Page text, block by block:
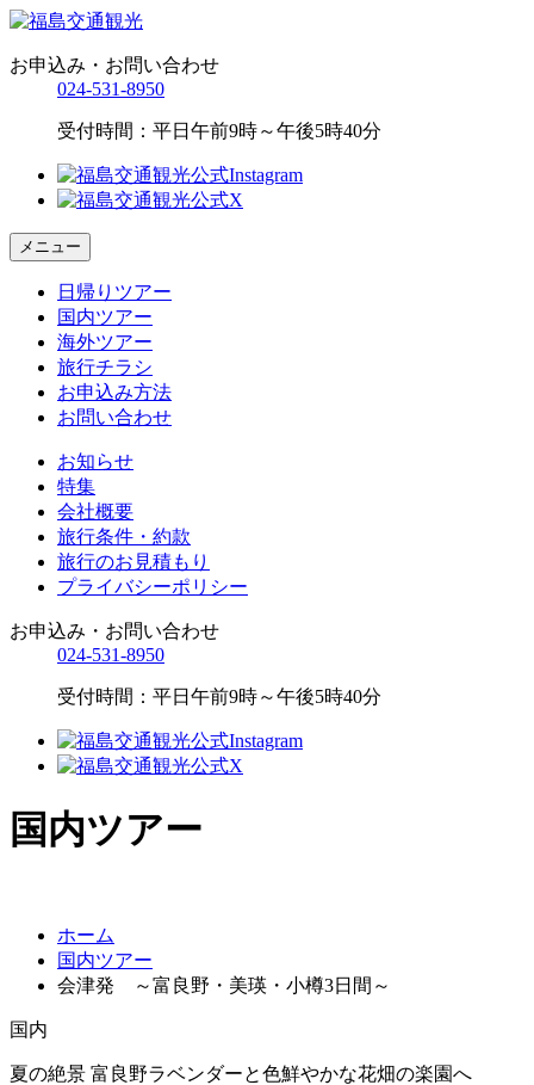
お申込み・お問い合わせ
024-531-8950
受付時間：平日午前9時～午後5時40分
メニュー
日帰りツアー
国内ツアー
海外ツアー
旅行チラシ
お申込み方法
お問い合わせ
お知らせ
特集
会社概要
旅行条件・約款
旅行のお見積もり
プライバシーポリシー
お申込み・お問い合わせ
024-531-8950
受付時間：平日午前9時～午後5時40分
国内ツアー
ホーム
国内ツアー
会津発 ～富良野・美瑛・小樽3日間～
国内
夏の絶景 富良野ラベンダーと色鮮やかな花畑の楽園へ